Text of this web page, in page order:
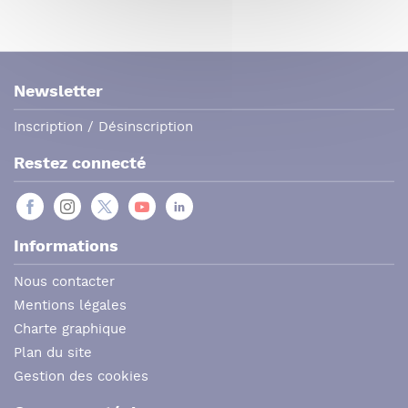
Newsletter
Inscription / Désinscription
Restez connecté
Informations
Nous contacter
Mentions légales
Charte graphique
Plan du site
Gestion des cookies